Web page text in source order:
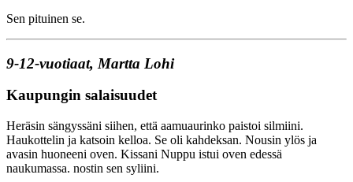
Sen pituinen se.
9-12-vuotiaat, Martta Lohi
Kaupungin salaisuudet
Heräsin sängyssäni siihen, että aamuaurinko paistoi silmiini.
Haukottelin ja katsoin kelloa. Se oli kahdeksan. Nousin ylös ja
avasin huoneeni oven. Kissani Nuppu istui oven edessä
naukumassa. nostin sen syliini.